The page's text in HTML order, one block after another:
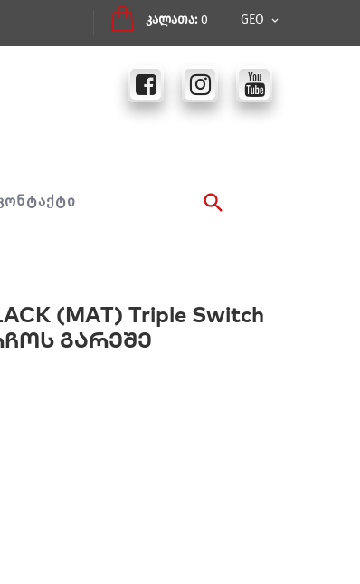
GEO
კალათა: 0
(MAT) Triple Switch
გარეშე